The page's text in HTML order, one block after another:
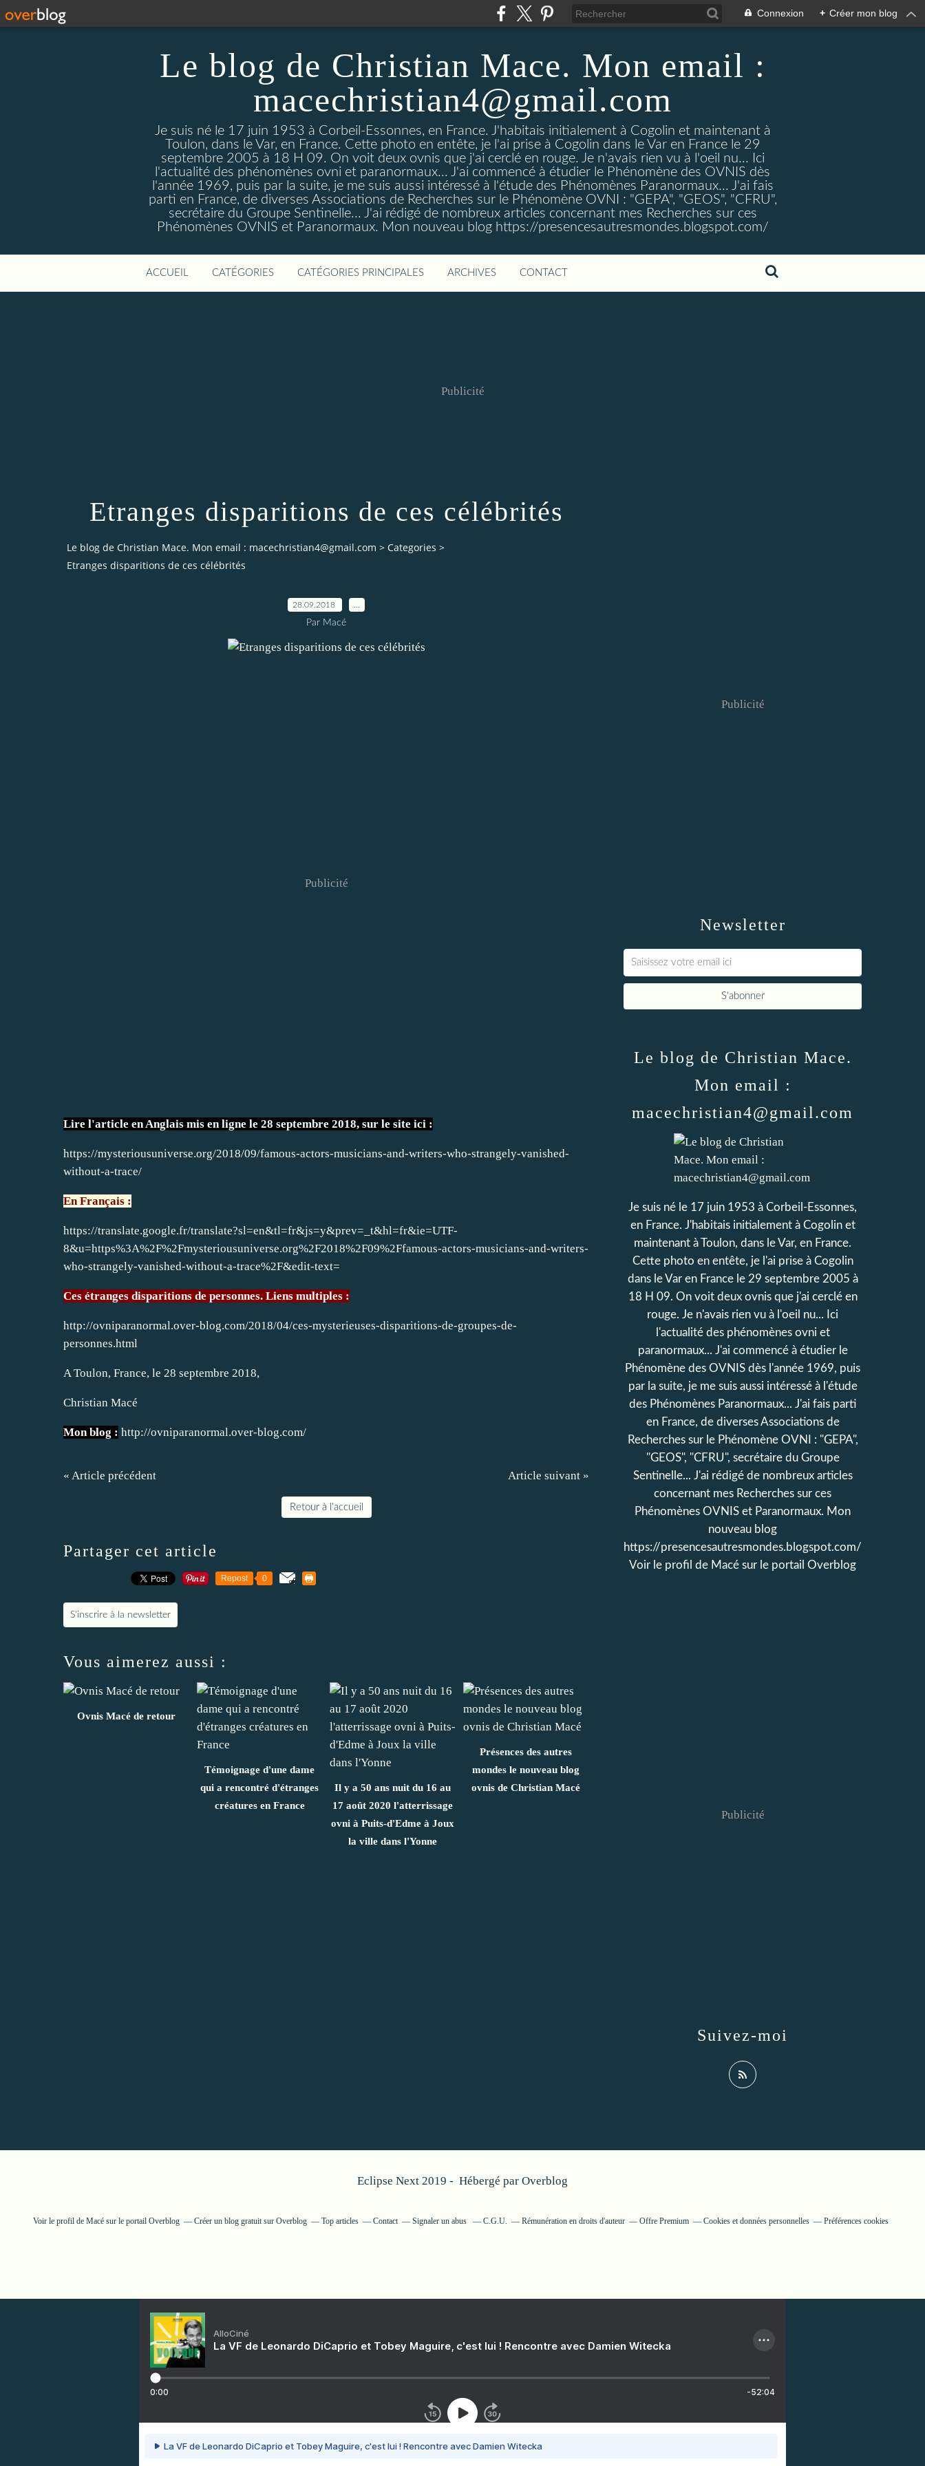
Connexion + Créer mon blog
Le blog de Christian Mace. Mon email :
macechristian4@gmail.com
Je suis né le 17 juin 1953 à Corbeil-Essonnes, en France. J'habitais initialement à Cogolin et maintenant à
Toulon, dans le Var, en France. Cette photo en entête, je l'ai prise à Cogolin dans le Var en France le 29
septembre 2005 à 18 H 09. On voit deux ovnis que j'ai cerclé en rouge. Je n'avais rien vu à l'oeil nu... Ici
l'actualité des phénomènes ovni et paranormaux... J'ai commencé à étudier le Phénomène des OVNIS dès
l'année 1969, puis par la suite, je me suis aussi intéressé à l'étude des Phénomènes Paranormaux... J'ai fais
parti en France, de diverses Associations de Recherches sur le Phénomène OVNI : "GEPA", "GEOS", "CFRU",
secrétaire du Groupe Sentinelle... J'ai rédigé de nombreux articles concernant mes Recherches sur ces
Phénomènes OVNIS et Paranormaux. Mon nouveau blog https://presencesautresmondes.blogspot.com/
ACCUEIL CATÉGORIES CATÉGORIES PRINCIPALES ARCHIVES CONTACT
Publicité
Etranges disparitions de ces célébrités
Le blog de Christian Mace. Mon email : macechristian4@gmail.com > Categories >
Etranges disparitions de ces célébrités
28.09.2018
Par Macé
Publicité
Lire l'article en Anglais mis en ligne le 28 septembre 2018, sur le site ici :
https://mysteriousuniverse.org/2018/09/famous-actors-musicians-and-writers-who-strangely-vanished-
without-a-trace/
En Français :
https://translate.google.fr/translate?sl=en&tl=fr&js=y&prev=_t&hl=fr&ie=UTF-
8&u=https%3A%2F%2Fmysteriousuniverse.org%2F2018%2F09%2Ffamous-actors-musicians-and-writers-
who-strangely-vanished-without-a-trace%2F&edit-text=
Ces étranges disparitions de personnes. Liens multiples :
http://ovniparanormal.over-blog.com/2018/04/ces-mysterieuses-disparitions-de-groupes-de-
personnes.html
A Toulon, France, le 28 septembre 2018,
Christian Macé
Mon blog : http://ovniparanormal.over-blog.com/
« Article précédent Article suivant »
Retour à l'accueil
Partager cet article
Repost 0
S'inscrire à la newsletter
Vous aimerez aussi :
Ovnis Macé de retour
Témoignage d'une dame
qui a rencontré d'étranges
créatures en France
Il y a 50 ans nuit du 16 au
17 août 2020 l'atterrissage
ovni à Puits-d'Edme à Joux
la ville dans l'Yonne
Présences des autres
mondes le nouveau blog
ovnis de Christian Macé
Newsletter
Publicité
Le blog de Christian Mace.
Mon email :
macechristian4@gmail.com
Je suis né le 17 juin 1953 à Corbeil-Essonnes,
en France. J'habitais initialement à Cogolin et
maintenant à Toulon, dans le Var, en France.
Cette photo en entête, je l'ai prise à Cogolin
dans le Var en France le 29 septembre 2005 à
18 H 09. On voit deux ovnis que j'ai cerclé en
rouge. Je n'avais rien vu à l'oeil nu... Ici
l'actualité des phénomènes ovni et
paranormaux... J'ai commencé à étudier le
Phénomène des OVNIS dès l'année 1969, puis
par la suite, je me suis aussi intéressé à l'étude
des Phénomènes Paranormaux... J'ai fais parti
en France, de diverses Associations de
Recherches sur le Phénomène OVNI : "GEPA",
"GEOS", "CFRU", secrétaire du Groupe
Sentinelle... J'ai rédigé de nombreux articles
concernant mes Recherches sur ces
Phénomènes OVNIS et Paranormaux. Mon
nouveau blog
https://presencesautresmondes.blogspot.com/
Voir le profil de Macé sur le portail Overblog
Suivez-moi
Publicité
Eclipse Next 2019 - Hébergé par Overblog
Voir le profil de Macésur le portail Overblog Créer un blog gratuit sur Overblog Top articles Contact Signaler un abus C.G.U. Rémunération en droits d'auteur Offre Premium Cookies et données personnelles Préférences cookies
AlloCiné
La VF de Leonardo DiCaprio et Tobey Maguire, c'est lui ! Rencontre avec Damien Witecka
0:00 -52:04
La VF de Leonardo DiCaprio et Tobey Maguire, c'est lui ! Rencontre avec Damien Witecka